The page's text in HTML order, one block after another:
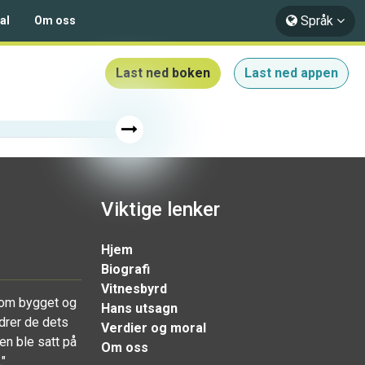
Om oss Språk
Last ned boken Last ned appen
bygget og
de dets
ble satt på
Viktige lenker
Hjem
Biografi
Vitnesbyrd
Hans utsagn
Verdier og moral
Om oss